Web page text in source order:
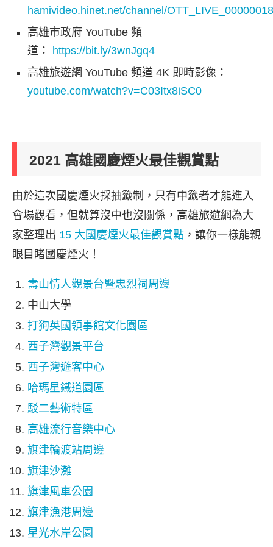
hamivideo.hinet.net/channel/
高雄市政府 YouTube 頻
道： https://bit.ly/3wnJgq4
高雄旅遊網 YouTube 頻道 4K 即時影像：
youtube.com/watch?v=C03Itx8iSC0
2021 高雄國慶煙火最佳觀賞點
由於這次國慶煙火採抽籤制，只有中籤者才能進入
會場觀看，但就算沒中也沒關係，高雄旅遊網為大
家整理出 15 大國慶煙火最佳觀賞點 ，讓你一樣能親
眼目睹國慶煙火！
壽山情人觀景台暨忠烈祠周邊
中山大學
打狗英國領事館文化園區
西子灣觀景平台
西子灣遊客中心
哈瑪星鐵道園區
駁二藝術特區
高雄流行音樂中心
旗津輪渡站周邊
旗津沙灘
旗津風車公園
旗津漁港周邊
星光水岸公園